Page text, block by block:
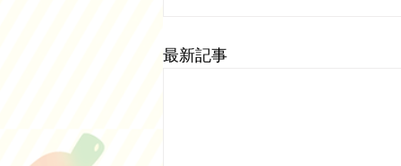
最新記事